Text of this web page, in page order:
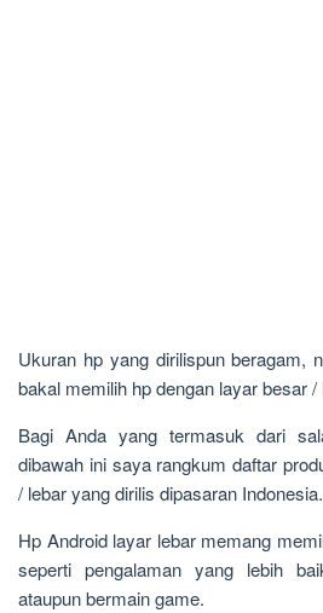
Ukuran hp yang dirilispun beragam,
bakal memilih hp dengan layar besar /
Bagi Anda yang termasuk dari
dibawah ini saya rangkum daftar
/ lebar yang dirilis dipasaran Indonesia.
Hp Android layar lebar memang
seperti pengalaman yang lebih
ataupun bermain game.